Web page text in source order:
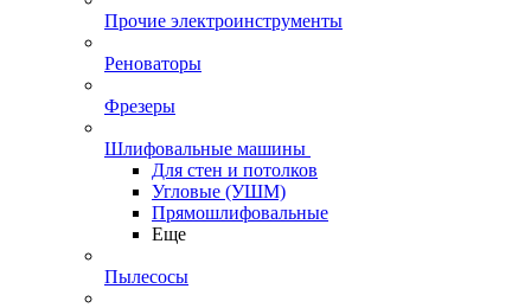
Прочие электроинструменты
Реноваторы
Фрезеры
Шлифовальные машины
Для стен и потолков
Угловые (УШМ)
Прямошлифовальные
Еще
Пылесосы